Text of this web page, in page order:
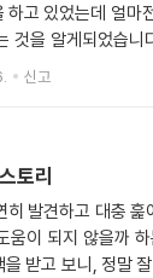
하고 있었는데 얼마
것을 알게되었습니
경을 한번이라도 읽
신고
토리
히 발견하고 대충
움이 되지 않을까
받고 보니, 정말 잘 샀